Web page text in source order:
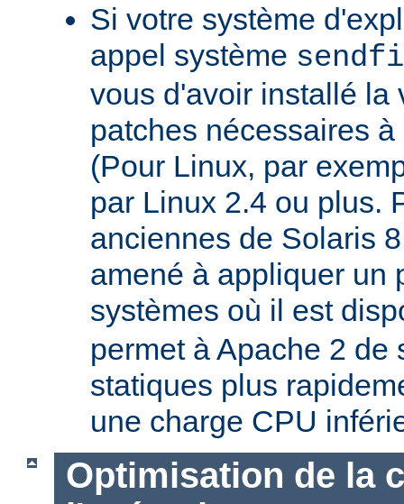
Si votre système
appel système
vous d'avoir installé la
patches nécessaires
(Pour Linux, par
par Linux 2.4 ou plus.
anciennes de Solaris
amené à appliquer un
systèmes où il est
permet à Apache 2 de
statiques plus
une charge CPU
Optimisation de la